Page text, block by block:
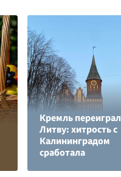
Кремль переиграл
Литву: хитрость с
Калининградом
сработала